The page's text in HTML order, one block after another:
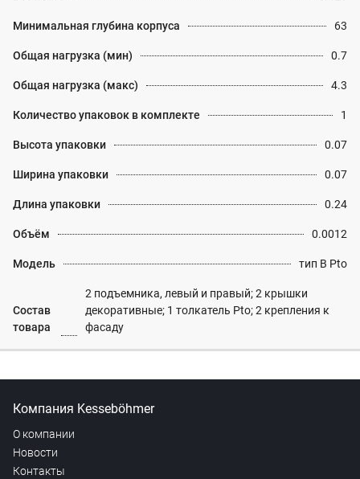
Минимальная глубина корпуса 63
Общая нагрузка (мин) 0.7
Общая нагрузка (макс) 4.3
Количество упаковок в комплекте 1
Высота упаковки 0.07
Ширина упаковки 0.07
Длина упаковки 0.24
Объём 0.0012
Модель тип B Pto
Состав
товара
2 подъемника, левый и правый; 2 крышки
декоративные; 1 толкатель Pto; 2 крепления к
фасаду
Компания Kesseböhmer
О компании
Новости
Контакты